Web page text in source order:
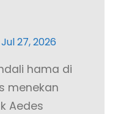
Jul 27, 2026
hama di
menekan
Aedes